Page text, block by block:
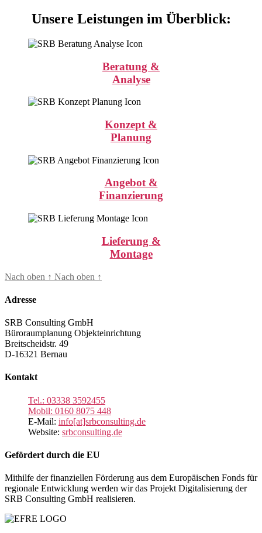
Unsere Leistungen im Überblick:
Beratung &
Analyse
Konzept &
Planung
Angebot &
Finanzierung
Lieferung &
Montage
Nach oben ↑ Nach oben ↑
Adresse
SRB Consulting GmbH
Büroraumplanung Objekteinrichtung
Breitscheidstr. 49
D-16321 Bernau
Kontakt
Tel.: 03338 3592455
Mobil: 0160 8075 448
E-Mail: info[at]srbconsulting.de
Website: srbconsulting.de
Gefördert durch die EU
Mithilfe der finanziellen Förderung aus dem Europäischen Fonds für
regionale Entwicklung werden wir das Projekt Digitalisierung der
SRB Consulting GmbH realisieren.